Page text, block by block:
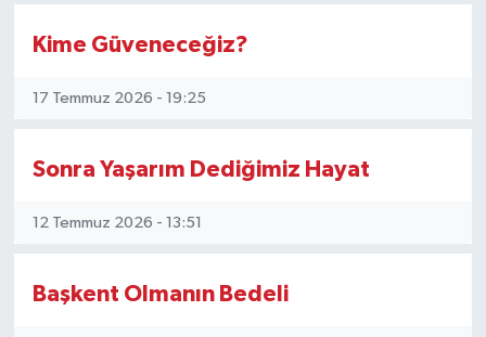
Kime Güveneceğiz?
17 Temmuz 2026 - 19:25
Sonra Yaşarım Dediğimiz Hayat
12 Temmuz 2026 - 13:51
Başkent Olmanın Bedeli
Siyaset
Sokak Hayvanlarını Sahiplendirme